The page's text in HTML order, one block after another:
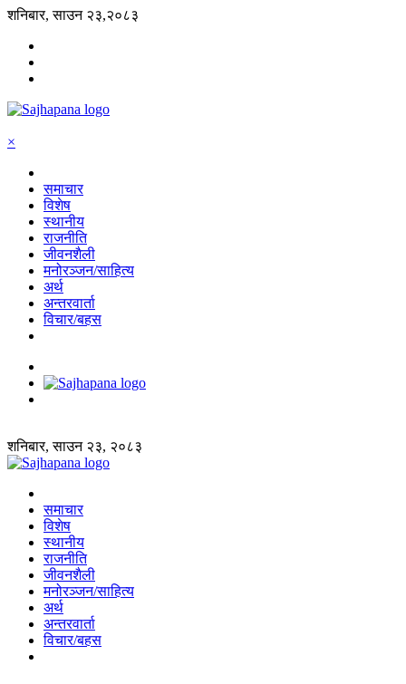
शनिबार, साउन २३,२०८३
×
समाचार
विशेष
स्थानीय
राजनीति
जीवनशैली
मनोरञ्जन/साहित्य
अर्थ
अन्तरवार्ता
विचार/बहस
शनिबार, साउन २३, २०८३
समाचार
विशेष
स्थानीय
राजनीति
जीवनशैली
मनोरञ्जन/साहित्य
अर्थ
अन्तरवार्ता
विचार/बहस